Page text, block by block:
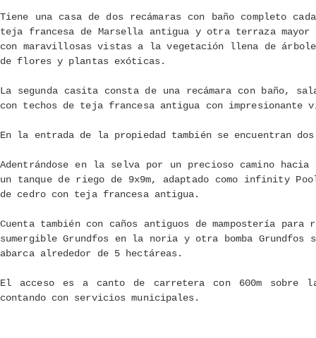
Tiene una casa de dos recámaras con baño completo
teja francesa de Marsella antigua y otra terraza
con maravillosas vistas a la vegetación llena de
de flores y plantas exóticas.
La segunda casita consta de una recámara con baño,
con techos de teja francesa antigua con impresionante
En la entrada de la propiedad también se encuentran
Adentrándose en la selva por un precioso camino
un tanque de riego de 9x9m, adaptado como infinity
de cedro con teja francesa antigua.
Cuenta también con caños antiguos de mampostería
sumergible Grundfos en la noria y otra bomba Grundfos
abarca alrededor de 5 hectáreas.
El acceso es a canto de carretera con 600m sobre
contando con servicios municipales.